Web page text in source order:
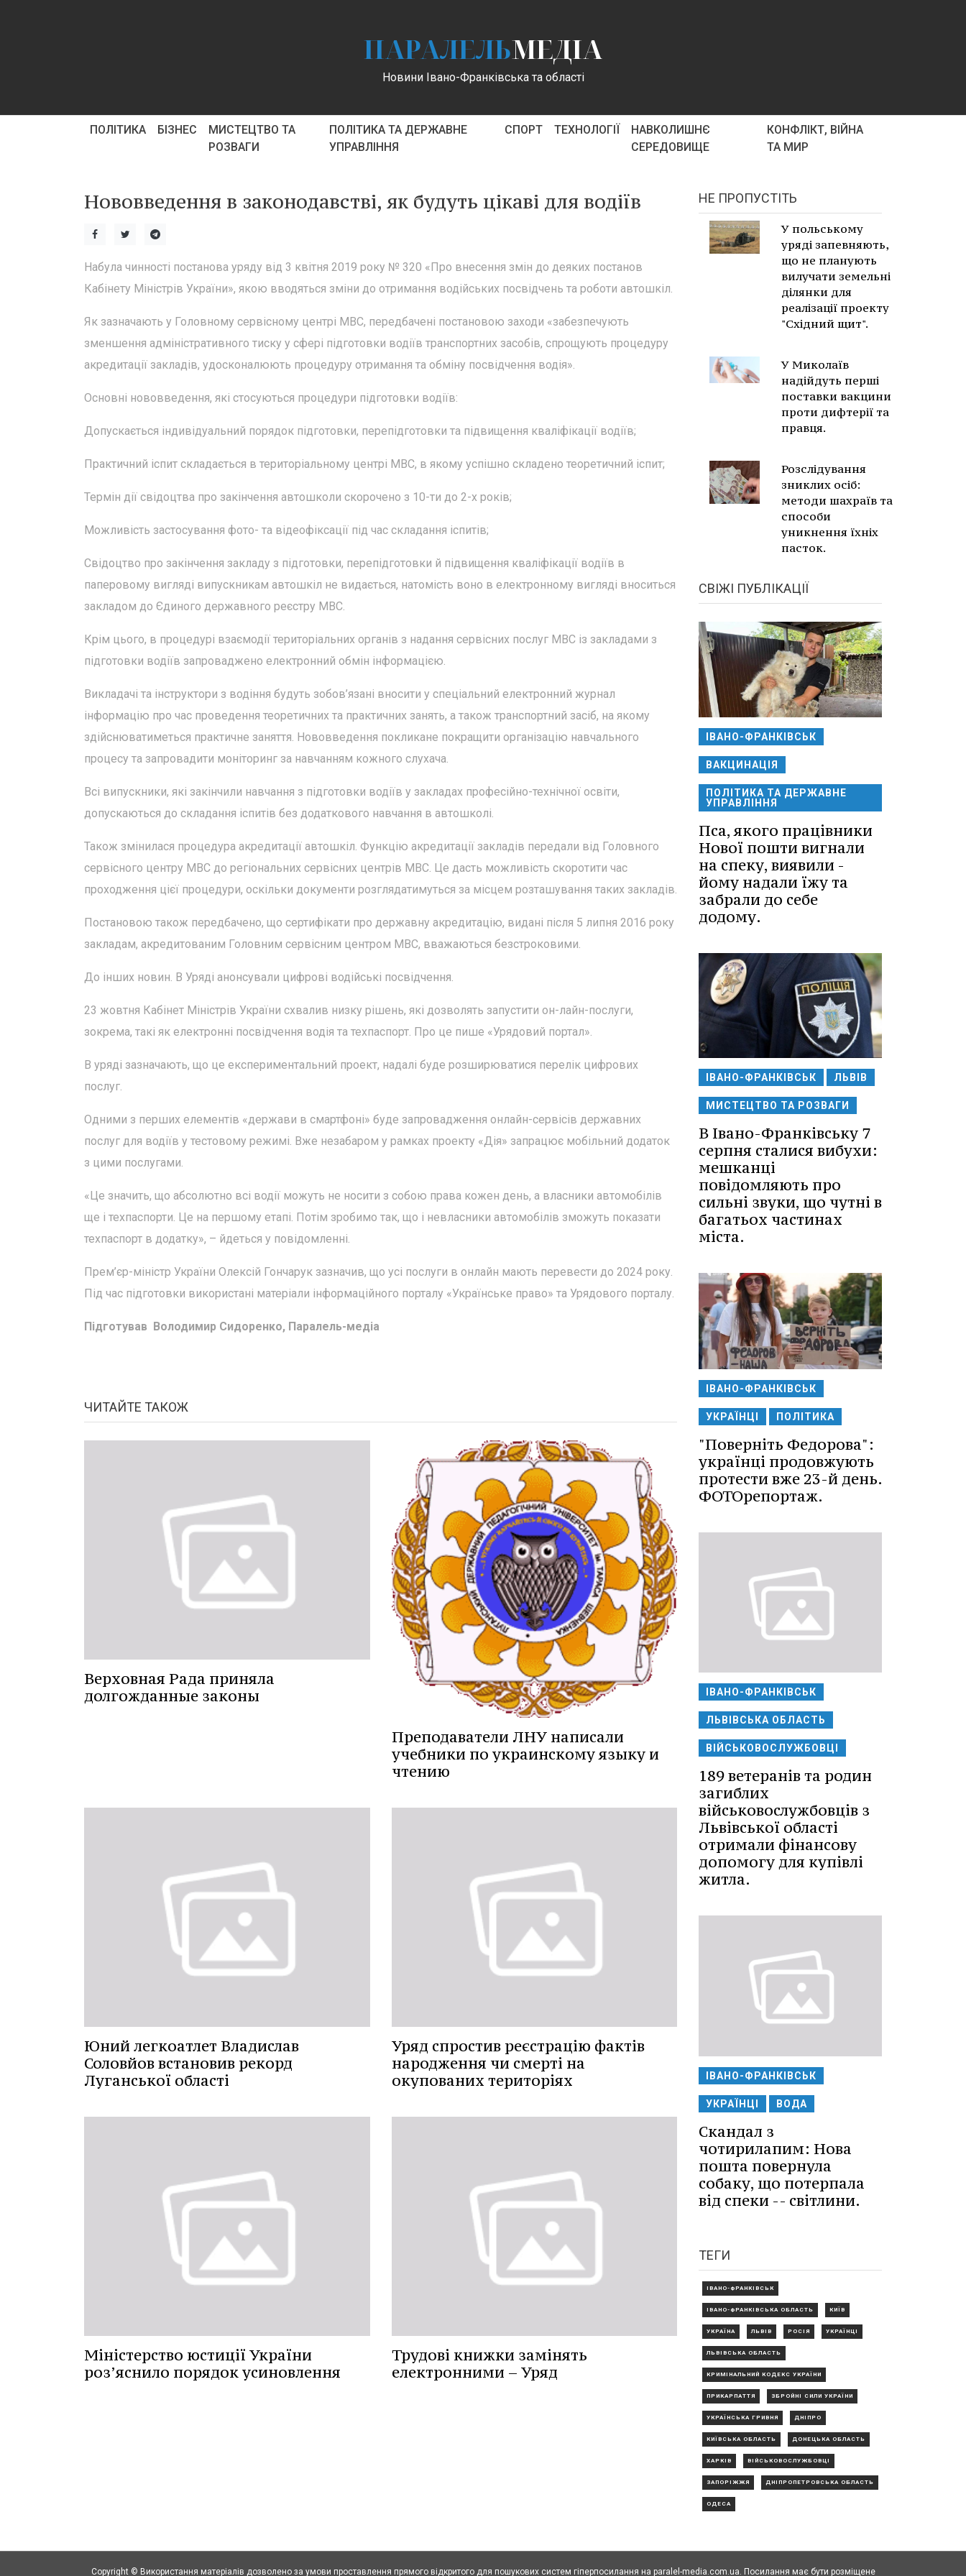
ПАРАЛЕЛЬМЕДІА
Новини Івано-Франківська та області
ПОЛІТИКА БІЗНЕС
МИСТЕЦТВО ТА
РОЗВАГИ
ПОЛІТИКА ТА ДЕРЖАВНЕ
УПРАВЛІННЯ
СПОРТ ТЕХНОЛОГІЇ
НАВКОЛИШНЄ
СЕРЕДОВИЩЕ
КОНФЛІКТ, ВІЙНА
ТА МИР
Нововведення в законодавстві, як будуть цікаві для водіїв
Набула чинності постанова уряду від 3 квітня 2019 року № 320 «Про внесення змін до деяких постанов
Кабінету Міністрів України», якою вводяться зміни до отримання водійських посвідчень та роботи автошкіл.
Як зазначають у Головному сервісному центрі МВС, передбачені постановою заходи «забезпечують
зменшення адміністративного тиску у сфері підготовки водіїв транспортних засобів, спрощують процедуру
акредитації закладів, удосконалюють процедуру отримання та обміну посвідчення водія».
Основні нововведення, які стосуються процедури підготовки водіїв:
Допускається індивідуальний порядок підготовки, перепідготовки та підвищення кваліфікації водіїв;
Практичний іспит складається в територіальному центрі МВС, в якому успішно складено теоретичний іспит;
Термін дії свідоцтва про закінчення автошколи скорочено з 10-ти до 2-х років;
Можливість застосування фото- та відеофіксації під час складання іспитів;
Свідоцтво про закінчення закладу з підготовки, перепідготовки й підвищення кваліфікації водіїв в
паперовому вигляді випускникам автошкіл не видається, натомість воно в електронному вигляді вноситься
закладом до Єдиного державного реєстру МВС.
Крім цього, в процедурі взаємодії територіальних органів з надання сервісних послуг МВС із закладами з
підготовки водіїв запроваджено електронний обмін інформацією.
Викладачі та інструктори з водіння будуть зобов’язані вносити у спеціальний електронний журнал
інформацію про час проведення теоретичних та практичних занять, а також транспортний засіб, на якому
здійснюватиметься практичне заняття. Нововведення покликане покращити організацію навчального
процесу та запровадити моніторинг за навчанням кожного слухача.
Всі випускники, які закінчили навчання з підготовки водіїв у закладах професійно-технічної освіти,
допускаються до складання іспитів без додаткового навчання в автошколі.
Також змінилася процедура акредитації автошкіл. Функцію акредитації закладів передали від Головного
сервісного центру МВС до регіональних сервісних центрів МВС. Це дасть можливість скоротити час
проходження цієї процедури, оскільки документи розглядатимуться за місцем розташування таких закладів.
Постановою також передбачено, що сертифікати про державну акредитацію, видані після 5 липня 2016 року
закладам, акредитованим Головним сервісним центром МВС, вважаються безстроковими.
До інших новин. В Уряді анонсували цифрові водійські посвідчення.
23 жовтня Кабінет Міністрів України схвалив низку рішень, які дозволять запустити он-лайн-послуги,
зокрема, такі як електронні посвідчення водія та техпаспорт. Про це пише «Урядовий портал».
В уряді зазначають, що це експериментальний проект, надалі буде розширюватися перелік цифрових
послуг.
Одними з перших елементів «держави в смартфоні» буде запровадження онлайн-сервісів державних
послуг для водіїв у тестовому режимі. Вже незабаром у рамках проекту «Дія» запрацює мобільний додаток
з цими послугами.
«Це значить, що абсолютно всі водії можуть не носити з собою права кожен день, а власники автомобілів
ще і техпаспорти. Це на першому етапі. Потім зробимо так, що і невласники автомобілів зможуть показати
техпаспорт в додатку», – йдеться у повідомленні.
Прем’єр-міністр України Олексій Гончарук зазначив, що усі послуги в онлайн мають перевести до 2024 року.
Під час підготовки використані матеріали інформаційного порталу «Українське право» та Урядового порталу.
Підготував Володимир Сидоренко, Паралель-медіа
ЧИТАЙТЕ ТАКОЖ
Верховная Рада приняла
долгожданные законы
Преподаватели ЛНУ написали
учебники по украинскому языку и
чтению
Юний легкоатлет Владислав
Соловйов встановив рекорд
Луганської області
Уряд спростив реєстрацію фактів
народження чи смерті на
окупованих територіях
Міністерство юстиції України
роз’яснило порядок усиновлення
Трудові книжки замінять
електронними – Уряд
НЕ ПРОПУСТІТЬ
У польському
уряді запевняють,
що не планують
вилучати земельні
ділянки для
реалізації проекту
"Східний щит".
У Миколаїв
надійдуть перші
поставки вакцини
проти дифтерії та
правця.
Розслідування
зниклих осіб:
методи шахраїв та
способи
уникнення їхніх
пасток.
СВІЖІ ПУБЛІКАЦІЇ
ІВАНО-ФРАНКІВСЬК
ВАКЦИНАЦІЯ
ПОЛІТИКА ТА ДЕРЖАВНЕ
УПРАВЛІННЯ
Пса, якого працівники
Нової пошти вигнали
на спеку, виявили -
йому надали їжу та
забрали до себе
додому.
ІВАНО-ФРАНКІВСЬК ЛЬВІВ
МИСТЕЦТВО ТА РОЗВАГИ
В Івано-Франківську 7
серпня сталися вибухи:
мешканці
повідомляють про
сильні звуки, що чутні в
багатьох частинах
міста.
ІВАНО-ФРАНКІВСЬК
УКРАЇНЦІ ПОЛІТИКА
"Поверніть Федорова":
українці продовжують
протести вже 23-й день.
ФОТОрепортаж.
ІВАНО-ФРАНКІВСЬК
ЛЬВІВСЬКА ОБЛАСТЬ
ВІЙСЬКОВОСЛУЖБОВЦІ
189 ветеранів та родин
загиблих
військовослужбовців з
Львівської області
отримали фінансову
допомогу для купівлі
житла.
ІВАНО-ФРАНКІВСЬК
УКРАЇНЦІ ВОДА
Скандал з
чотирилапим: Нова
пошта повернула
собаку, що потерпала
від спеки -- світлини.
ТЕГИ
ІВАНО-ФРАНКІВСЬК
ІВАНО-ФРАНКІВСЬКА ОБЛАСТЬ КИЇВ
УКРАЇНА ЛЬВІВ РОСІЯ УКРАЇНЦІ
ЛЬВІВСЬКА ОБЛАСТЬ
КРИМІНАЛЬНИЙ КОДЕКС УКРАЇНИ
ПРИКАРПАТТЯ ЗБРОЙНІ СИЛИ УКРАЇНИ
УКРАЇНСЬКА ГРИВНЯ ДНІПРО
КИЇВСЬКА ОБЛАСТЬ ДОНЕЦЬКА ОБЛАСТЬ
ХАРКІВ ВІЙСЬКОВОСЛУЖБОВЦІ
ЗАПОРІЖЖЯ ДНІПРОПЕТРОВСЬКА ОБЛАСТЬ
ОДЕСА
Copyright © Використання матеріалів дозволено за умови проставлення прямого відкритого для пошукових систем гіперпосилання на paralel-media.com.ua. Посилання має бути розміщене